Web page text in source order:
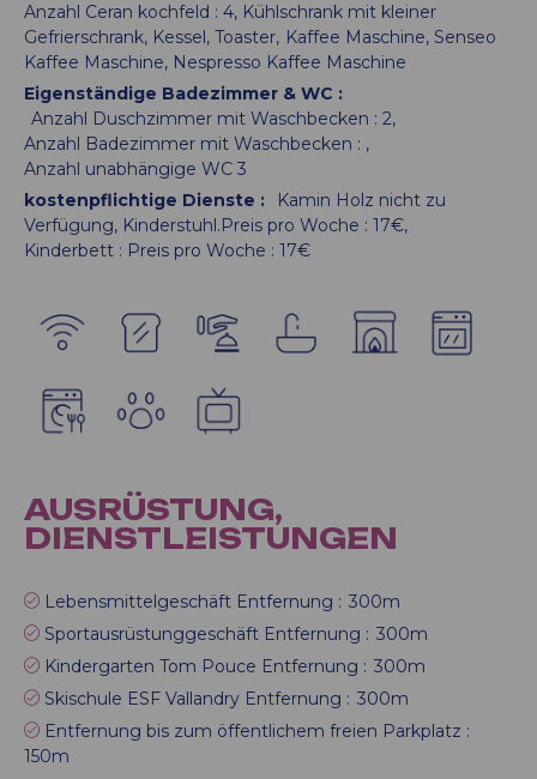
Anzahl Ceran kochfeld : 4 Kühlschrank mit kleiner
Gefrierschrank Kessel Toaster Kaffee Maschine Senseo
Kaffee Maschine Nespresso Kaffee Maschine
Eigenständige Badezimmer & WC :
Anzahl Duschzimmer mit Waschbecken : 2
Anzahl Badezimmer mit Waschbecken :
Anzahl unabhängige WC 3
kostenpflichtige Dienste :
Kamin Holz nicht zu
Verfügung Kinderstuhl.Preis pro Woche : 17€
Kinderbett : Preis pro Woche : 17€
AUSRÜSTUNG,
DIENSTLEISTUNGEN
Lebensmittelgeschäft Entfernung : 300m
Sportausrüstunggeschäft Entfernung : 300m
Kindergarten Tom Pouce Entfernung : 300m
Skischule ESF Vallandry Entfernung : 300m
Entfernung bis zum öffentlichem freien Parkplatz :
150m